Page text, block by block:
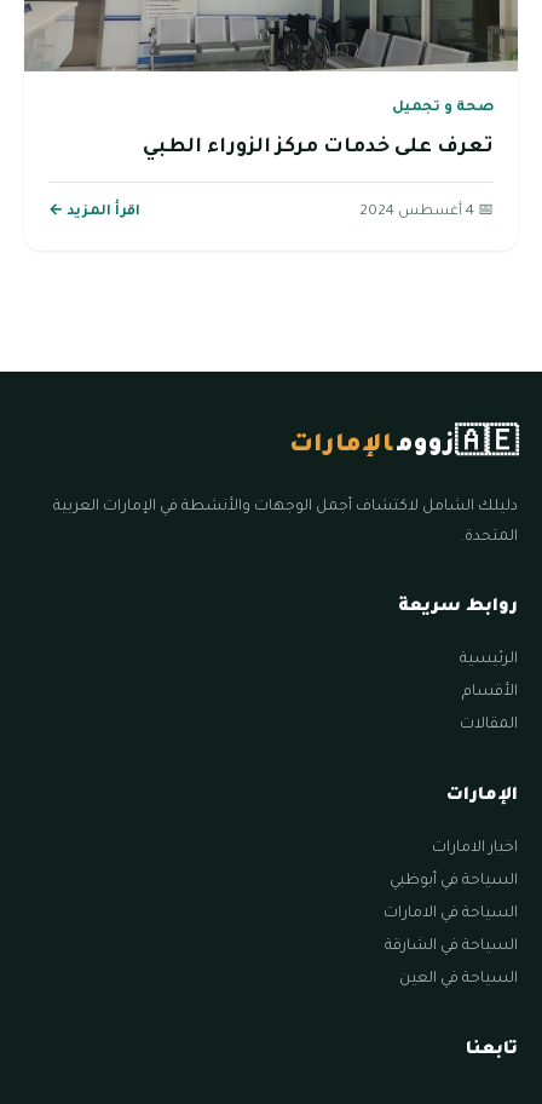
صحة و تجميل
تعرف على خدمات مركز الزوراء الطبي
📅 4 أغسطس 2024 اقرأ المزيد ←
🇦🇪زوومالإمارات
دليلك الشامل لاكتشاف أجمل الوجهات والأنشطة في الإمارات العربية
المتحدة.
روابط سريعة
الرئيسية
الأقسام
المقالات
الإمارات
اخبار الامارات
السياحة في أبوظبي
السياحة في الامارات
السياحة في الشارقة
السياحة في العين
تابعنا